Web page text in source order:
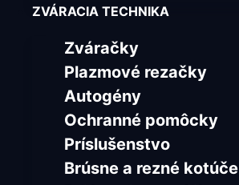
ZVÁRACIA TECHNIKA
Zváračky
Plazmové rezačky
Autogény
Ochranné pomôcky
Príslušenstvo
Brúsne a rezné kotúče